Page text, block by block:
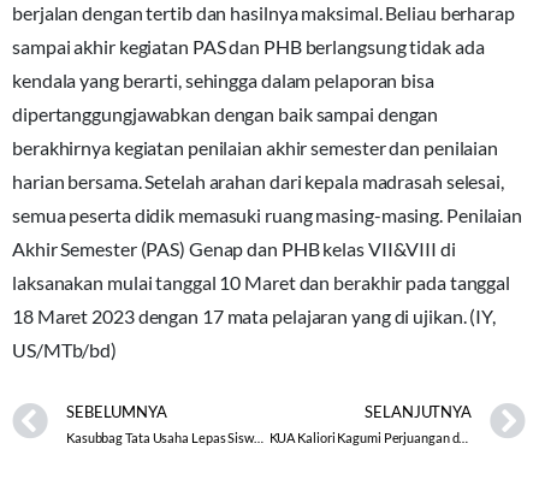
berjalan dengan tertib dan hasilnya maksimal. Beliau berharap
sampai akhir kegiatan PAS dan PHB berlangsung tidak ada
kendala yang berarti, sehingga dalam pelaporan bisa
dipertanggungjawabkan dengan baik sampai dengan
berakhirnya kegiatan penilaian akhir semester dan penilaian
harian bersama. Setelah arahan dari kepala madrasah selesai,
semua peserta didik memasuki ruang masing-masing. Penilaian
Akhir Semester (PAS) Genap dan PHB kelas VII&VIII di
laksanakan mulai tanggal 10 Maret dan berakhir pada tanggal
18 Maret 2023 dengan 17 mata pelajaran yang di ujikan. (IY,
US/MTb/bd)
SEBELUMNYA
Kasubbag Tata Usaha Lepas Siswa PPL SMK Setiabudhi
SELANJUTNYA
KUA Kaliori Kagumi Perjuangan dan Keikhlasan Guru TPQ